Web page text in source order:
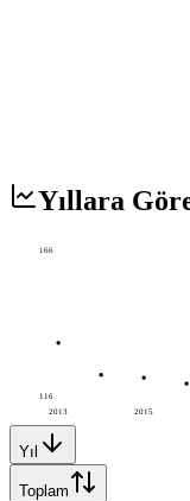
Yıllara
2013 2015
166
116
Yıl
Toplam